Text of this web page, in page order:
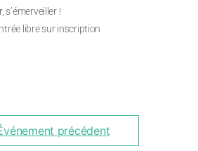
s’émerveiller !
libre sur inscription
précédent